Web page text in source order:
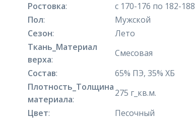
Ростовка:
с 170-176 по 182-188
Пол:
Мужской
Сезон:
Лето
Ткань_Материал
верха:
Смесовая
Состав:
65% ПЭ, 35% ХБ
Плотность_Толщина
материала:
275 г_кв.м.
Цвет:
Песочный